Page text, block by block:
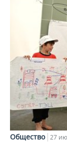
Общество 27